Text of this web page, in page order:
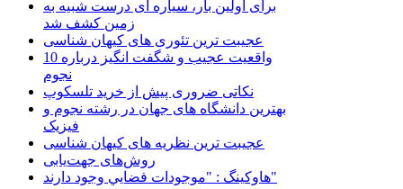
برای اولین بار، سیاره ای درست شبیه به
زمین کشف شد
عجیبت ترین تئوری های کیهان شناسی
10 واقعیت عجیب و شگفت انگیز درباره
نجوم
نکاتی ضروری پیش از خرید تلسکوپ
بهترین دانشگاه های جهان در رشته نجوم و
فیزیک
عجیبت ترین نظریه های کیهان شناسی
روش‌های جهت‌یابی
هاوكينگ : "موجودات فضايي وجود دارند"